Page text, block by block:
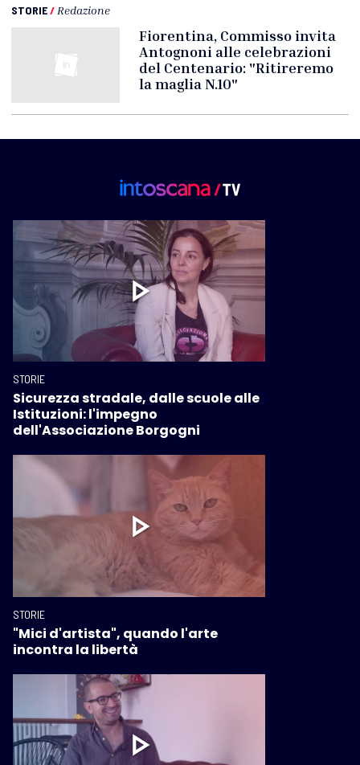
STORIE/ Redazione
Fiorentina, Commisso invita
Antognoni alle celebrazioni
del Centenario: "Ritireremo
la maglia N.10"
STORIE
Sicurezza stradale, dalle scuole alle
Istituzioni: l'impegno
dell'Associazione Borgogni
STORIE
"Mici d'artista", quando l'arte
incontra la libertà